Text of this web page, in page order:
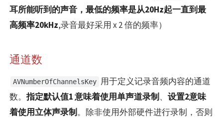
耳所能听到的声音，最低的频率是从20Hz起一直到最
高频率20kHz,录音最好采用 x 2 倍的频率）
通道数
AVNumberOfChannelsKey 用于定义记录音频内容的通道
数。 指定默认值1 意味着使用单声道录制 、 设置2意味
着使用立体声录制 。除非使用外部硬件进行录制，否则